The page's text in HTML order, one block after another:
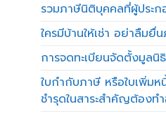
รวมภาษีนิติบุคคลที่ผู้ประก
ใครมีบ้านให้เช่า อย่าลืมยื่
การจดทะเบียนจัดตั้งมูลนิธิ
ใบกำกับภาษี หรือใบเพิ่ม
ชำรุดในสาระสำคัญต้องท